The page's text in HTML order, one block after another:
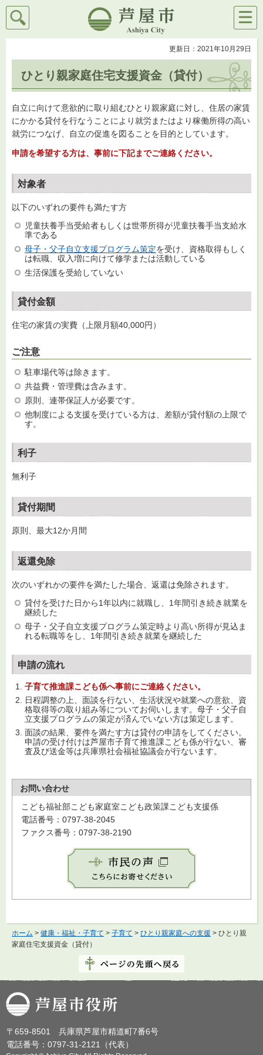
芦屋市
検索
メニ
ュー
更新日：2021年10月29日
ひとり親家庭住宅支援資金（貸付）
自立に向けて意欲的に取り組むひとり親家庭に対し、住居の家賃
にかかる貸付を行なうことにより就労またはより稼働所得の高い
就労につなげ、自立の促進を図ることを目的としています。
申請を希望する方は、事前に下記までご連絡ください。
対象者
以下のいずれの要件も満たす方
児童扶養手当受給者もしくは世帯所得が児童扶養手当支給水
準である
母子・父子自立支援プログラム策定を受け、資格取得もしく
は転職、収入増に向けて修学または活動している
生活保護を受給していない
貸付金額
住宅の家賃の実費（上限月額40,000円）
ご注意
駐車場代等は除きます。
共益費・管理費は含みます。
原則、連帯保証人が必要です。
他制度による支援を受けている方は、差額が貸付額の上限で
す。
利子
無利子
貸付期間
原則、最大12か月間
返還免除
次のいずれかの要件を満たした場合、返還は免除されます。
貸付を受けた日から1年以内に就職し、1年間引き続き就業を
継続した
母子・父子自立支援プログラム策定時より高い所得が見込ま
れる転職等をし、1年間引き続き就業を継続した
申請の流れ
子育て推進課こども係へ事前にご連絡ください。
日程調整の上、面談を行ない、生活状況や就業への意欲、資
格取得等の取り組み等についてお伺いします。母子・父子自
立支援プログラムの策定が済んでいない方は策定します。
面談の結果、要件を満たす方は貸付の申請をしてください。
申請の受け付けは芦屋市子育て推進課こども係が行ない、審
査及び送金等は兵庫県社会福祉協議会が行ないます。
お問い合わせ
こども福祉部こども家庭室こども政策課こども支援係
電話番号：0797-38-2045
ファクス番号：0797-38-2190
ホーム > 健康・福祉・子育て > 子育て > ひとり親家庭への支援 > ひとり親
家庭住宅支援資金（貸付）
芦屋市役所
〒659-8501 兵庫県芦屋市精道町7番6号
電話番号：0797-31-2121（代表）